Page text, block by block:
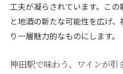
工夫が凝らされています。こ
と地酒の新たな可能性を広げ
り一層魅力的なものにします。
神田駅で味わう、ワインが引